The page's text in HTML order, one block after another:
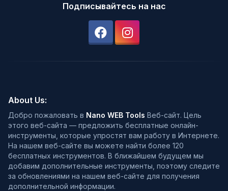
Подписывайтесь на нас
About Us:
Добро пожаловать в Nano WEB Tools Веб-сайт. Цель
этого веб-сайта — предложить бесплатные онлайн-
инструменты, которые упростят вам работу в Интернете.
На нашем веб-сайте вы можете найти более 120
бесплатных инструментов. В ближайшем будущем мы
добавим дополнительные инструменты, поэтому следите
за обновлениями на нашем веб-сайте для получения
дополнительной информации.